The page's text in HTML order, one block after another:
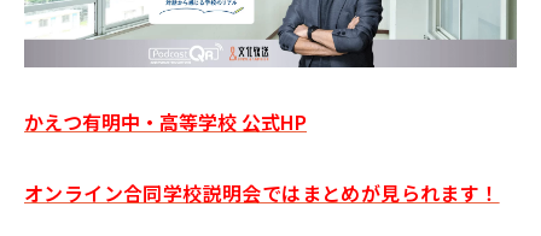
かえつ有明中・高等学校 公式HP
オンライン合同学校説明会ではまとめが見られます！